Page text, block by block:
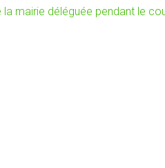
mairie déléguée pendant le